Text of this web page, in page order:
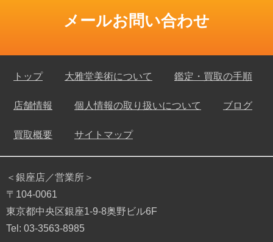
メールお問い合わせ
トップ 大雅堂美術について 鑑定・買取の手順
店舗情報 個人情報の取り扱いについて ブログ
買取概要 サイトマップ
＜銀座店／営業所＞
〒104-0061
東京都中央区銀座1-9-8奥野ビル6F
Tel: 03-3563-8985